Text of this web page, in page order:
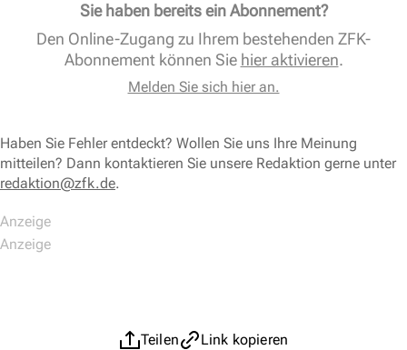
Sie haben bereits ein Abonnement?
Den Online-Zugang zu Ihrem bestehenden ZFK-
Abonnement können Sie hier aktivieren.
Melden Sie sich hier an.
Haben Sie Fehler entdeckt? Wollen Sie uns Ihre Meinung
mitteilen? Dann kontaktieren Sie unsere Redaktion gerne unter
redaktion@zfk.de.
Teilen
Link kopieren